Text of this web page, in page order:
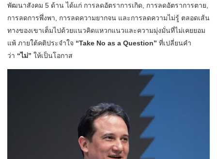
พัฒนาสังคม 5 ด้าน ได้แก่ การลดอัตราการเกิด, การลดอัตราการตาย,
การลดการพึ่งพา, การลดความยากจน และการลดความไม่รู้ ตลอดเส้น
ทางของเขาเต็มไปด้วยแนวคิดแหวกแนวและความมุ่งมั่นที่ไม่เคยยอม
แพ้ ภายใต้คติประจำใจ “Take No as a Question” ที่เปลี่ยนคำ
ว่า “ไม่” ให้เป็นโอกาส